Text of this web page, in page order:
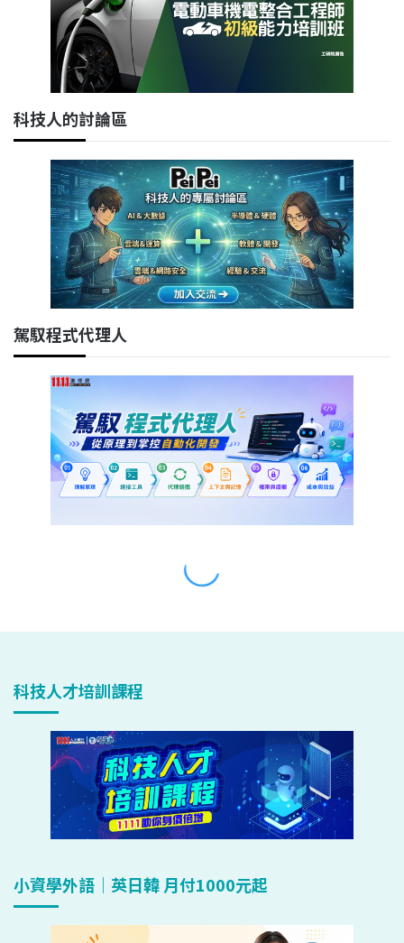
科技人才培訓課程
小資學外語｜英日韓 月付1000元起